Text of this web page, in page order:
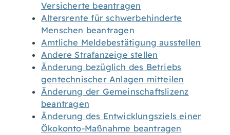
Versicherte beantragen
Altersrente für schwerbehinderte
Menschen beantragen
Amtliche Meldebestätigung ausstellen
Andere Strafanzeige stellen
Änderung bezüglich des Betriebs
gentechnischer Anlagen mitteilen
Änderung der Gemeinschaftslizenz
beantragen
Änderung des Entwicklungsziels einer
Ökokonto-Maßnahme beantragen